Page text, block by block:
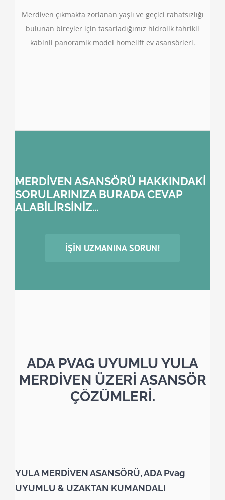
Merdiven çıkmakta zorlanan yaşlı ve geçici rahatsızlığı
bulunan bireyler için tasarladığımız hidrolik tahrikli
kabinli panoramik model homelift ev asansörleri.
MERDİVEN ASANSÖRÜ HAKKINDAKİ
SORULARINIZA BURADA CEVAP
ALABİLİRSİNİZ…
İŞIN UZMANINA SORUN!
ADA PVAG UYUMLU YULA
MERDİVEN ÜZERİ ASANSÖR
ÇÖZÜMLERİ.
YULA MERDİVEN ASANSÖRÜ, ADA Pvag
UYUMLU & UZAKTAN KUMANDALI